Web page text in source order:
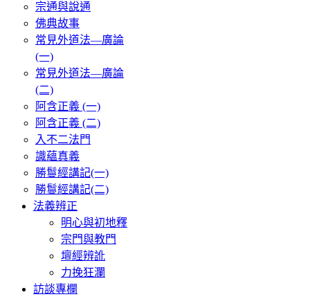
宗通與說通
佛典故事
常見外道法—廣論
(一)
常見外道法—廣論
(二)
阿含正義 (一)
阿含正義 (二)
入不二法門
識蘊真義
勝鬘經講記(一)
勝鬘經講記(二)
法義辨正
明心與初地釋
宗門與教門
壇經辨訛
力挽狂瀾
訪談專欄